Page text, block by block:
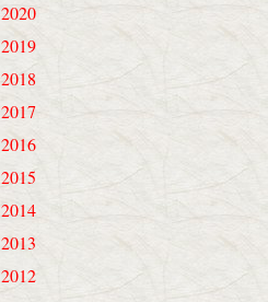
2020
2019
2018
2017
2016
2015
2014
2013
2012